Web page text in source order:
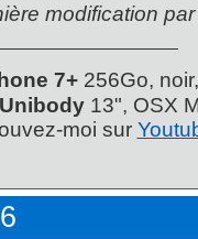
modification
7+256Go,
13", OSX
moi sur